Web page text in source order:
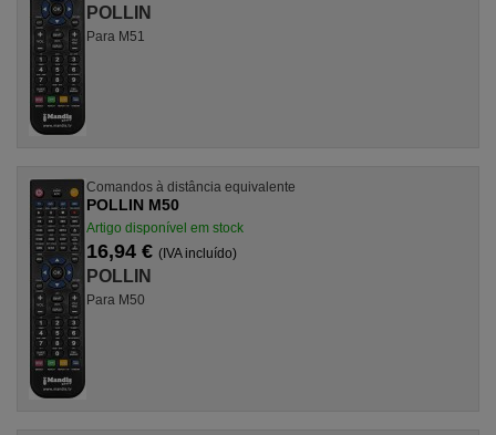
POLLIN
Para M51
Comandos à distância equivalente
POLLIN M50
Artigo disponível em stock
16,94 € (IVA incluído)
POLLIN
Para M50